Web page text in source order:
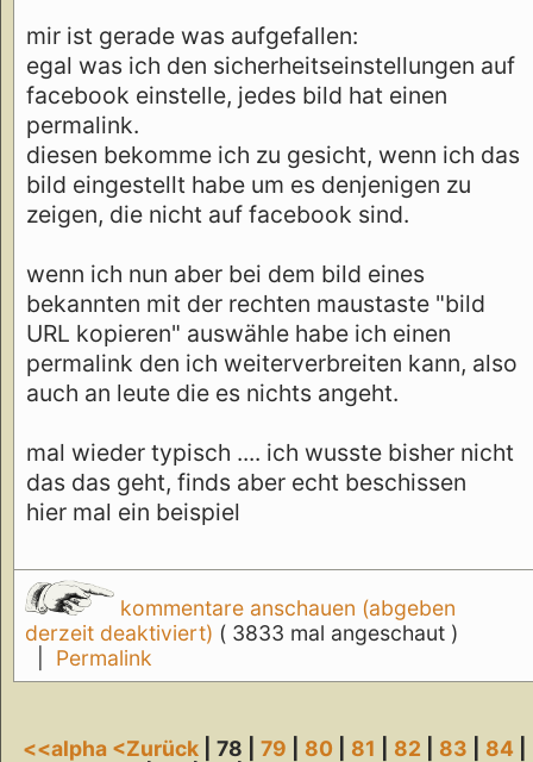
mir ist gerade was aufgefallen:
egal was ich den sicherheitseinstellungen auf
facebook einstelle, jedes bild hat einen
permalink.
diesen bekomme ich zu gesicht, wenn ich das
bild eingestellt habe um es denjenigen zu
zeigen, die nicht auf facebook sind.
wenn ich nun aber bei dem bild eines
bekannten mit der rechten maustaste "bild
URL kopieren" auswähle habe ich einen
permalink den ich weiterverbreiten kann, also
auch an leute die es nichts angeht.
mal wieder typisch .... ich wusste bisher nicht
das das geht, finds aber echt beschissen
hier mal ein beispiel
kommentare anschauen (abgeben
derzeit deaktiviert) ( 3833 mal angeschaut )
Permalink
<<alpha <Zurück | 78 | 79 80| 81 82 83 84